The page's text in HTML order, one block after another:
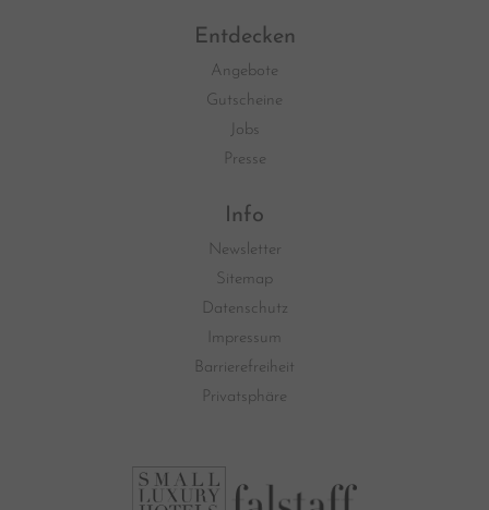
Entdecken
Angebote
Gutscheine
Jobs
Presse
Info
Newsletter
Sitemap
Datenschutz
Impressum
Barrierefreiheit
Privatsphäre